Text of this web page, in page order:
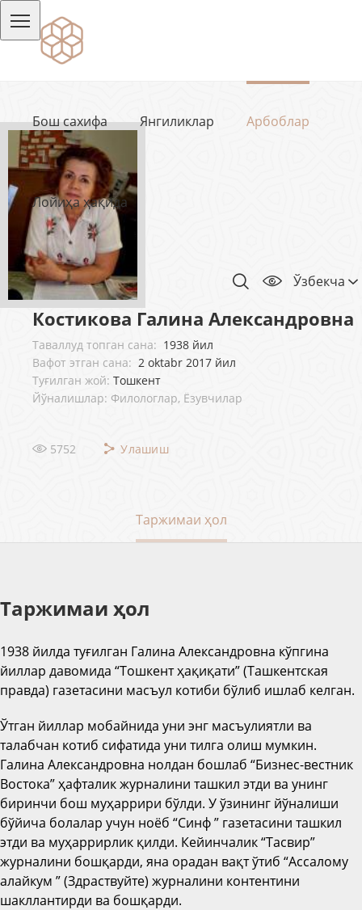
Бош сахифа Янгиликлар Арбоблар
Лойиҳа ҳақида
Ўзбекча
Костикова Галина Александровна
Таваллуд топган сана: 1938 йил
Вафот этган сана: 2 oktabr 2017 йил
Туғилган жой: Тошкент
Йўналишлар: Филологлар, Ёзувчилар
5752 Улашиш
Таржимаи ҳол
Таржимаи ҳол
1938 йилда туғилган Галина Александровна кўпгина
йиллар давомида “Тошкент ҳақиқати” (Ташкентская
правда) газетасини масъул котиби бўлиб ишлаб келган.
Ўтган йиллар мобайнида уни энг масъулиятли ва
талабчан котиб сифатида уни тилга олиш мумкин.
Галина Александровна нолдан бошлаб “Бизнес-вестник
Востока” ҳафталик журналини ташкил этди ва унинг
биринчи бош муҳаррири бўлди. У ўзининг йўналиши
бўйича болалар учун ноёб “Синф ” газетасини ташкил
этди ва муҳаррирлик қилди. Кейинчалик “Тасвир”
журналини бошқарди, яна орадан вақт ўтиб “Ассалому
алайкум ” (Здраствуйте) журналини контентини
шакллантирди ва бошқарди.